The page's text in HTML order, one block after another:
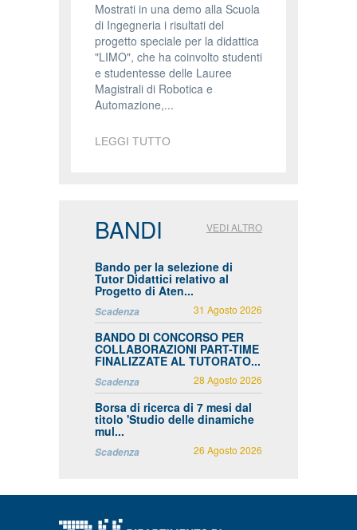
Mostrati in una demo alla Scuola
di Ingegneria i risultati del
progetto speciale per la didattica
"LIMO", che ha coinvolto studenti
e studentesse delle Lauree
Magistrali di Robotica e
Automazione,...
LEGGI TUTTO
BANDI VEDI ALTRO
Bando per la selezione di
Tutor Didattici relativo al
Progetto di Aten...
Scadenza 31 Agosto 2026
BANDO DI CONCORSO PER
COLLABORAZIONI PART-TIME
FINALIZZATE AL TUTORATO...
Scadenza 28 Agosto 2026
Borsa di ricerca di 7 mesi dal
titolo 'Studio delle dinamiche
mul...
Scadenza 26 Agosto 2026